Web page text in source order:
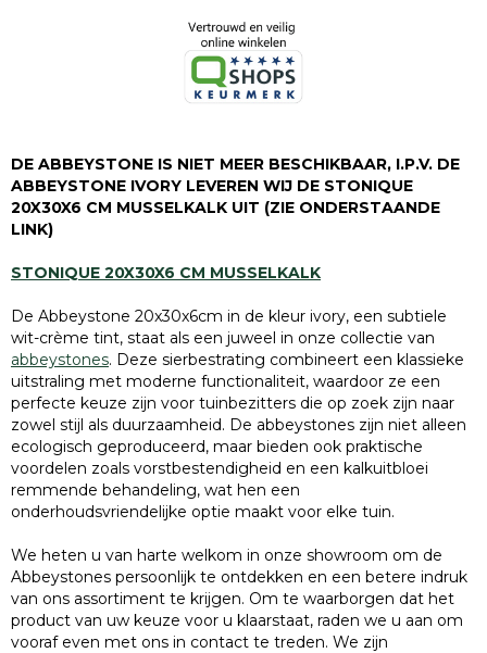
DE ABBEYSTONE IS NIET MEER BESCHIKBAAR, I.P.V. DE
ABBEYSTONE IVORY LEVEREN WIJ DE STONIQUE
20X30X6 CM MUSSELKALK UIT (ZIE ONDERSTAANDE
LINK)
STONIQUE 20X30X6 CM MUSSELKALK
De Abbeystone 20x30x6cm in de kleur ivory, een subtiele
wit-crème tint, staat als een juweel in onze collectie van
abbeystones. Deze sierbestrating combineert een klassieke
uitstraling met moderne functionaliteit, waardoor ze een
perfecte keuze zijn voor tuinbezitters die op zoek zijn naar
zowel stijl als duurzaamheid. De abbeystones zijn niet alleen
ecologisch geproduceerd, maar bieden ook praktische
voordelen zoals vorstbestendigheid en een kalkuitbloei
remmende behandeling, wat hen een
onderhoudsvriendelijke optie maakt voor elke tuin.
We heten u van harte welkom in onze showroom om de
Abbeystones persoonlijk te ontdekken en een betere indruk
van ons assortiment te krijgen. Om te waarborgen dat het
product van uw keuze voor u klaarstaat, raden we u aan om
vooraf even met ons in contact te treden. We zijn